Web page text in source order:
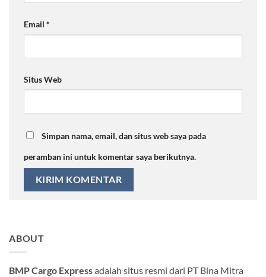
Email *
Situs Web
Simpan nama, email, dan situs web saya pada
peramban ini untuk komentar saya berikutnya.
ABOUT
BMP Cargo Expressadalah situs resmi dari PT Bina Mitra